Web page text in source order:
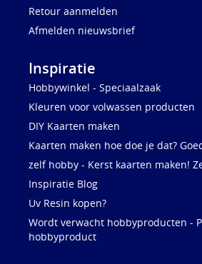
Retour aanmelden
Afmelden nieuwsbrief
Inspiratie
Hobbywinkel - Speciaalzaak
Kleuren voor volwassen producten
DIY Kaarten maken
Kaarten maken hoe doe je dat?
zelf hobby - Kerst kaarten maken!
Inspiratie Blog
Uv Resin kopen?
Wordt verwacht hobbyproducten -
hobbyproduct